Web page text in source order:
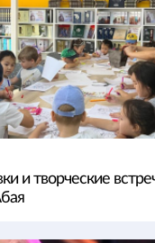
и творческие